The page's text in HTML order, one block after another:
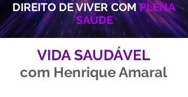
DIREITO DE VIVER COMPLENA
SAÚDE
VIDA SAUDÁVEL
com Henrique Amaral